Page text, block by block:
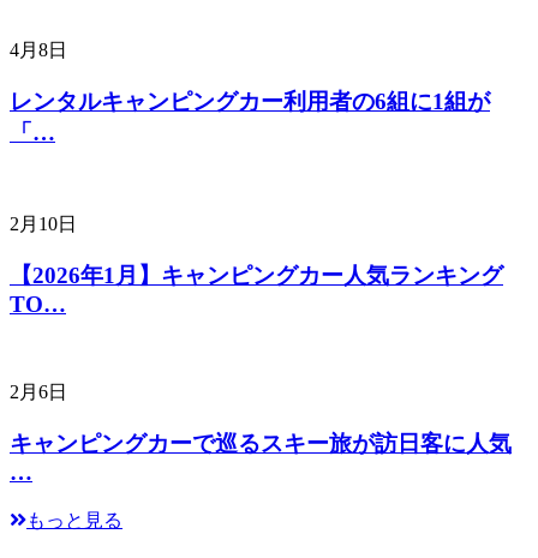
4月8日
レンタルキャンピングカー利用者の6組に1組が
「…
2月10日
【2026年1月】キャンピングカー人気ランキング
TO…
2月6日
キャンピングカーで巡るスキー旅が訪日客に人気
…
もっと見る